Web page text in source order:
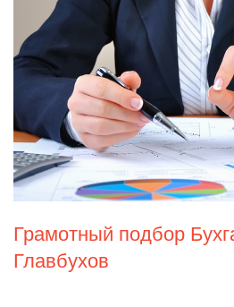
Грамотный подбор
Главбухов